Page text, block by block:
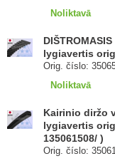
Noliktavā
lygiavertis
Orig. číslo:
Noliktavā
Kairinio diržo
lygiavertis
135061508/ )
Orig. číslo: